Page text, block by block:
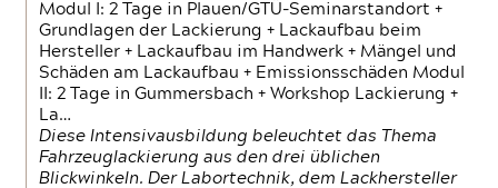
Modul I: 2 Tage in Plauen/GTÜ-Seminarstandort +
Grundlagen der Lackierung + Lackaufbau beim
Hersteller + Lackaufbau im Handwerk + Mängel und
Schäden am Lackaufbau + Emissionsschäden Modul
II: 2 Tage in Gummersbach + Workshop Lackierung +
La…
Diese Intensivausbildung beleuchtet das Thema
Fahrzeuglackierung aus den drei üblichen
Blickwinkeln. Der Labortechnik, dem Lackhersteller